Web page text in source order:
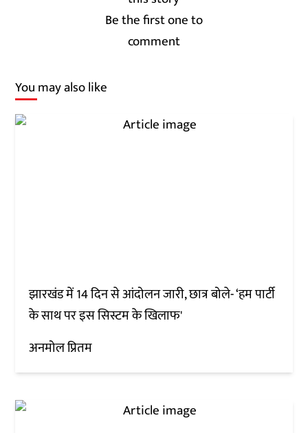
Be the first one to
comment
You may also like
झारखंड में 14 दिन से आंदोलन जारी, छात्र बोले- ‘हम पार्टी
के साथ पर इस सिस्टम के खिलाफ'
अनमोल प्रितम